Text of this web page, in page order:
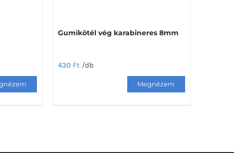
Gumikötél vég karabineres 8mm
430 Ft /db